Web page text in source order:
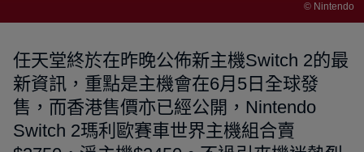
© Nintendo
任天堂終於在昨晚公佈新主機Switch 2的最
新資訊，重點是主機會在6月5日全球發
售，而香港售價亦已經公開，Nintendo
Switch 2瑪利歐賽車世界主機組合賣